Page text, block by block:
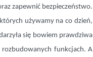
zapewnić bezpieczeństwo.
używamy na co dzień,
się bowiem prawdziwa
rozbudowanych funkcjach. A